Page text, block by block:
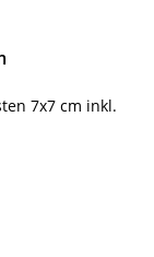
7x7 cm inkl.